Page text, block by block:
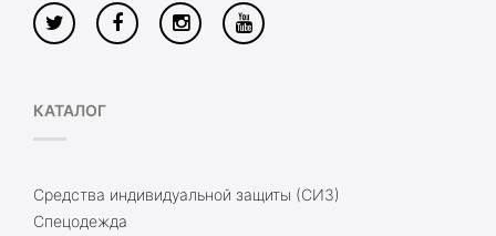
КАТАЛОГ
Средства индивидуальной защиты (СИЗ)
Спецодежда